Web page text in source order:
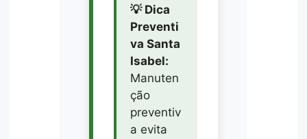
💡 Dica
Preventi
va Santa
Isabel:
Manuten
ção
preventiv
a evita